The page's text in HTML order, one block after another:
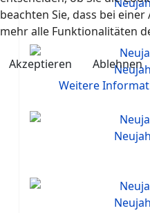
beachten Sie, dass bei
mehr alle Funktionalitäten
Akzeptieren
Ablehnen
Weitere